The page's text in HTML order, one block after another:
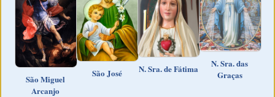
São Miguel
Arcanjo
São José N. Sra. de Fátima
N. Sra. das
Graças